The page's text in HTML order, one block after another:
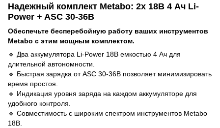
Надежный комплект Metabo: 2x 18В 4 Ач Li-
Power + ASC 30-36В
Обеспечьте бесперебойную работу ваших инструментов
Metabo с этим мощным комплектом.
🔹 Два аккумулятора Li-Power 18В емкостью 4 Ач для
длительной автономности.
🔹 Быстрая зарядка от ASC 30-36В позволяет минимизировать
время простоя.
🔹 Индикация уровня заряда на каждом аккумуляторе для
удобного контроля.
🔹 Совместимость с широким спектром инструментов Metabo
18В.